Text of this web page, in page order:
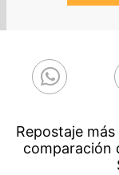
Repostaje
comparación